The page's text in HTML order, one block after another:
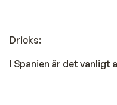
Dricks:
I Spanien är det vanligt